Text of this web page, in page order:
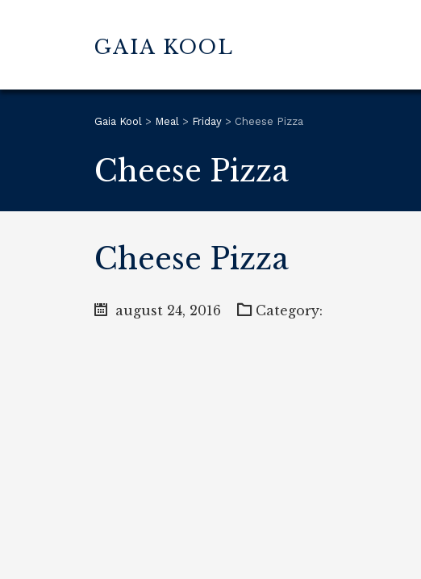
GAIA KOOL
Gaia Kool > Meal > Friday > Cheese Pizza
Cheese Pizza
Cheese Pizza
august 24, 2016 Category: